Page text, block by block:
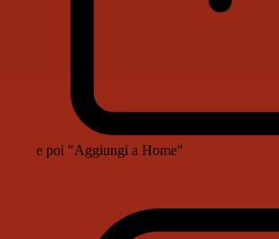
e poi "Aggiungi a Home"